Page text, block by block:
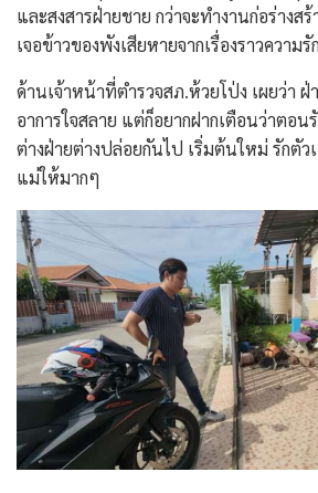
และสงสารฝ่ายชาย กว่าจะทำงานก่อร่างส
เจอข้าวของพังเสียหายจากเรื่องราวความรัก
ด้านเจ้าหน้าที่ตำรวจสภ.ห้วยโป่ง เผยว่า
อาการใจสลาย แต่ก็อยากฝากเตือนว่าตอน
ต่างฝ่ายต่างปล่อยกันไป เริ่มต้นใหม่ รักตัว
แม่ให้มากๆ